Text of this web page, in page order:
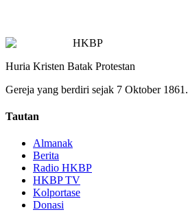
HKBP
Huria Kristen Batak Protestan
Gereja yang berdiri sejak 7 Oktober 1861.
Tautan
Almanak
Berita
Radio HKBP
HKBP TV
Kolportase
Donasi